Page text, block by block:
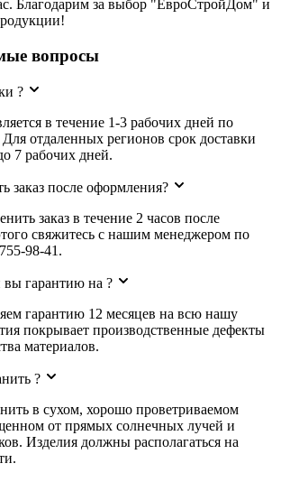
Благодарим за выбор "ЕвроСтройДом" и
вопросы
?
в течение 1-3 рабочих дней по
отдаленных регионов срок доставки
7 рабочих дней.
заказ после оформления?
заказ в течение 2 часов после
свяжитесь с нашим менеджером по
98-41.
вы гарантию на ?
гарантию 12 месяцев на всю нашу
покрывает производственные дефекты
материалов.
?
в сухом, хорошо проветриваемом
от прямых солнечных лучей и
Изделия должны располагаться на